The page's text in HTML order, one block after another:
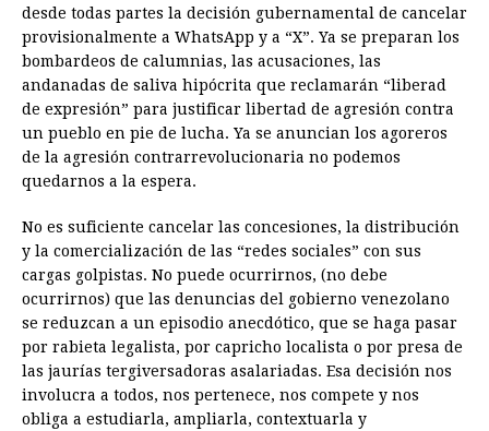
desde todas partes la decisión gubernamental de cancelar
provisionalmente a WhatsApp y a “X”. Ya se preparan los
bombardeos de calumnias, las acusaciones, las
andanadas de saliva hipócrita que reclamarán “liberad
de expresión” para justificar libertad de agresión contra
un pueblo en pie de lucha. Ya se anuncian los agoreros
de la agresión contrarrevolucionaria no podemos
quedarnos a la espera.
No es suficiente cancelar las concesiones, la distribución
y la comercialización de las “redes sociales” con sus
cargas golpistas. No puede ocurrirnos, (no debe
ocurrirnos) que las denuncias del gobierno venezolano
se reduzcan a un episodio anecdótico, que se haga pasar
por rabieta legalista, por capricho localista o por presa de
las jaurías tergiversadoras asalariadas. Esa decisión nos
involucra a todos, nos pertenece, nos compete y nos
obliga a estudiarla, ampliarla, contextuarla y